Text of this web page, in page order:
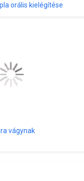
orális kielégítése
vágynak